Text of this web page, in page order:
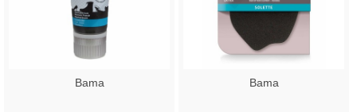
Bama Bama